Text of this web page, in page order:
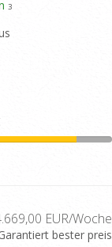
3
EUR/Woche
bester preis